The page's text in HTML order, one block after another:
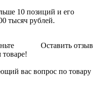
10 позиций и его
тысяч рублей.
Оставить отзыв
вас вопрос по товару